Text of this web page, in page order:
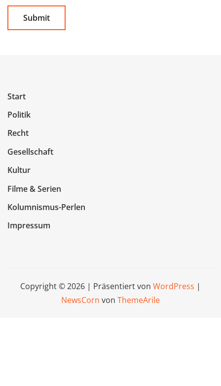
Start
Politik
Recht
Gesellschaft
Kultur
Filme & Serien
Kolumnismus-Perlen
Impressum
Copyright © 2026 | Präsentiert von WordPress |
NewsCorn von ThemeArile